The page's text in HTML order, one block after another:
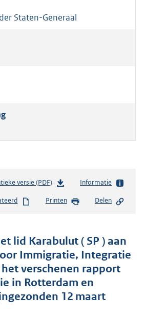
Staten-Generaal
versie (PDF)b
s
n
d
s
g
r
o
Informatie
Printen Delen
lid Karabulut ( SP ) aan
Immigratie, Integratie
verschenen rapport
in Rotterdam en
12 maart